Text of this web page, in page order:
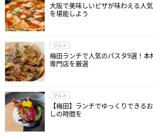
大阪で美味しいピザが味わえる人
を堪能しよう
グルメ
梅田ランチで人気のパスタ9選！本
専門店を厳選
グルメ
【梅田】ランチでゆっくりできる
しの時間を